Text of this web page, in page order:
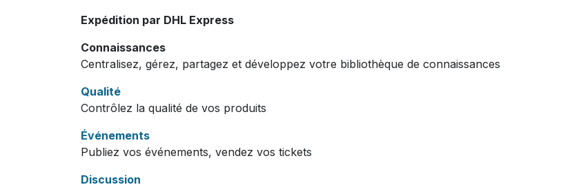
Expédition par DHL Express
Connaissances
Centralisez, gérez, partagez et développez votre bibliothèque de connaissances
Qualité
Contrôlez la qualité de vos produits
Événements
Publiez vos événements, vendez vos tickets
Discussion